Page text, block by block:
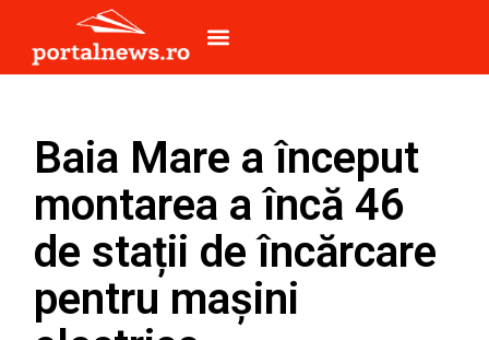
Baia Mare a început
montarea a încă 46
de stații de încărcare
pentru mașini